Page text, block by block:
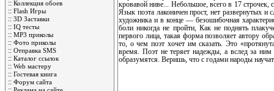
:: Коллекция обоев
:: Flash Игры
:: 3D Заставки
:: IQ тесты
:: MP3 приколы
:: Фото приколы
:: Отправка SMS
:: Каталог ссылок
:: Web мастеру
:: Гостевая книга
:: Форум сайта
кровавой ниве... Небольшое, всего в 17 строчек,
Язык поэта лаконичен прост, нет развернутых
художника и в конце — безошибочная
боли никогда не пройти, Как не поднять
первого лица, такая форма позволяет автору
то, о чем поэт хочет им сказать. Это
время. Поэт не теряет надежды, а вслед за
образумятся. Веришь, что с годами народы